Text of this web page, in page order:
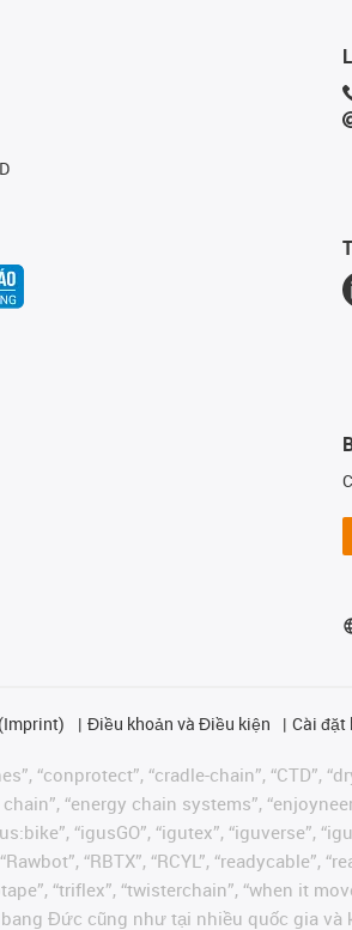
Điều khoản và Điều kiện Cài đặt
“conprotect”, “cradle-chain”, “CTD”,
“energy chain systems”,
“igusGO”, “igutex”, “iguverse”,
“RBTX”, “RCYL”, “readycable”,
“triflex”, “twisterchain”, “when it
Đức cũng như tại nhiều quốc gia